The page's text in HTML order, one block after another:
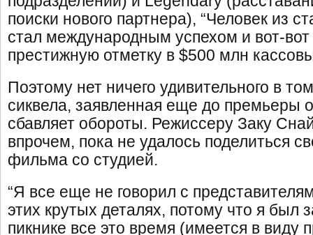
поиски нового партнера), “Человек из
стал международным успехом и вот-вот
престижную отметку в $500 млн
Поэтому нет ничего удивительного в
сиквела, заявленная еще до премьеры
сбавляет обороты. Режиссеру Заку
впрочем, пока не удалось поделиться
фильма со студией.
“Я все еще не говорил с
этих крутых деталях, потому что я был
пикнике все это время (имеется в виду